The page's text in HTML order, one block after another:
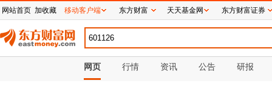
网页 行情 资讯 公告 研报
网站首页 加收藏 移动客户端 东方财富 天天基金网 东方财富证券